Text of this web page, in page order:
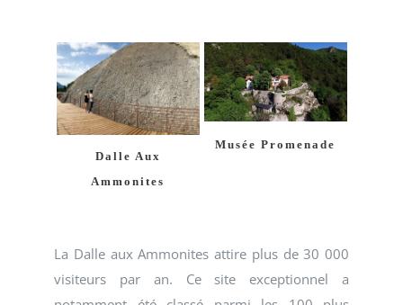
Dalle Aux
Ammonites
Musée Promenade
La Dalle aux Ammonites attire plus de 30 000
visiteurs par an. Ce site exceptionnel a